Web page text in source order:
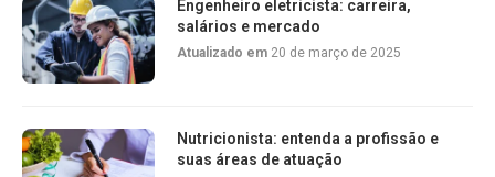
Engenheiro eletricista: carreira,
salários e mercado
Atualizado em 20 de março de 2025
Nutricionista: entenda a profissão e
suas áreas de atuação